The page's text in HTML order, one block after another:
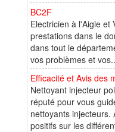
BC2F
Electricien à l'Aigle et
prestations dans le
dans tout le
vos problèmes et
Efficacité et Avis des
Nettoyant injecteur
réputé pour vous
nettoyants injecteurs.
positifs sur les